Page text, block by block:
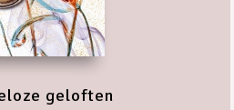
geloften